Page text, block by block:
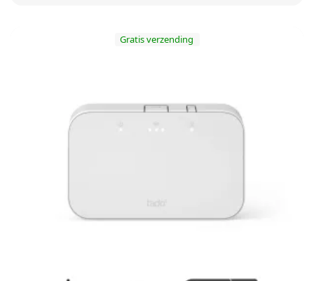
Gratis verzending